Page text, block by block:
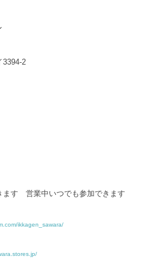
2
す 営業中いつでも参加できます
ikkagen_sawara/